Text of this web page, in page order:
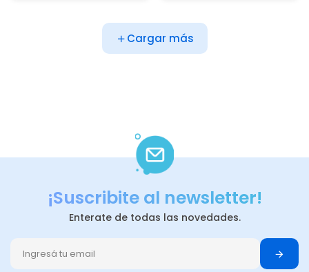
Cargar más
¡Suscribite al newsletter!
Enterate de todas las novedades.